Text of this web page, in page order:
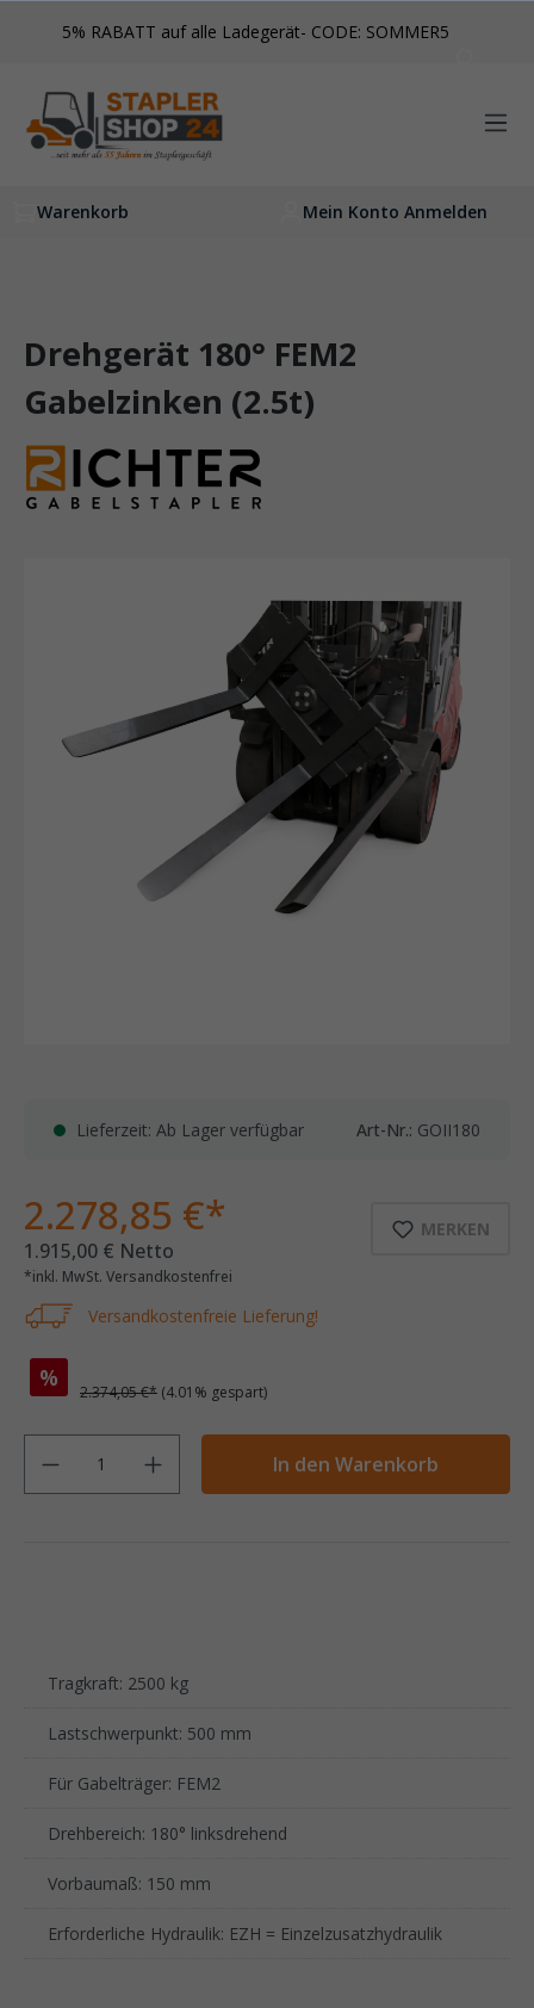
springen
5% RABATT auf alle Ladegerät- CODE: SOMMER5
Mein Konto Anmelden
Warenkorb
Drehgerät 180° FEM2
Gabelzinken (2.5t)
Lieferzeit: Ab Lager verfügbar Art-Nr.: GOII180
MERKEN
2.278,85 €*
1.915,00 € Netto
*inkl. MwSt. Versandkostenfrei
Versandkostenfreie Lieferung!
%
2.374,05 €* (4.01% gespart)
Anzahl
In den Warenkorb
Tragkraft: 2500 kg
Lastschwerpunkt: 500 mm
Für Gabelträger: FEM2
Drehbereich: 180° linksdrehend
Vorbaumaß: 150 mm
Erforderliche Hydraulik: EZH = Einzelzusatzhydraulik